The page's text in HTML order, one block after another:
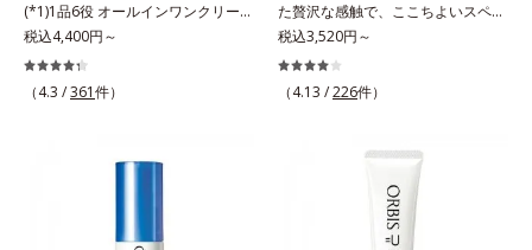
ス配合＝角層のすみずみまで水分・
油分を保ち、ハリ・ツヤを与える保
湿成分*10 気持ちのこと
カズラエキス配合＝角層のすみずみ
まで水分・油分を保ち、ハリ・ツヤ
を与える保湿成分*11 気持ちのこ
と
有効成分「トラネキサム酸」を配合
しました。さらに、シリーズ共通の
美容成分「GLルートブースター
(*11)」を配合することで、肌のふ
アが叶うシリーズに。3ステップで
イジングケアを応援します。*1 メ
た。さらに、シリーズ共通の美容成
分(*7)「GLルートブースター(*9)」
を配合することで、肌のふっくら感
や透明感を叶えます。美白ケアしな
(*10)のハリと透明感を。効果的な
シナジー設計で、あなたのエイジン
グケアを応援します。*1 メラニン
の生成を抑え、シミ・ソバカスを防
(*1)1品6役 オールインワンクリー
ム。オルビスアンバーは、いつも⾃
然体で美しくありたいと願う⼤⼈世
代に寄り添うブランドです。年齢印
世代の肌に向き合い、手軽なお手入
ポートをします。オルビスアンバー
税込4,400円～
（4.3 /361件）
た贅沢な感触で、ここちよいスペシ
ャルケアを。若々しく透明感のある
美肌を構成する要素と、年齢肌(*1)
のメラニン生成にアプローチして、
の理論を応用し、全方位的に肌の底
上げを図ります。さらに、シミと年
齢の関係に着目。点在するシミだけ
でなく、メラニンが蓄積しがちな年
税込3,520円～
（4.13 /226件）